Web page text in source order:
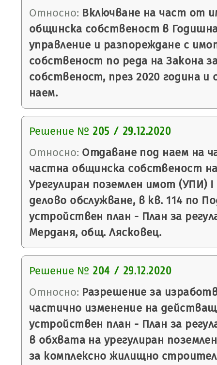
Относно: Включване на част от
общинска собственост в
управление и разпореждане с
собственост по реда на Закона
собственост, през 2020 година
наем.
Решение № 205 / 29.12.2020
Относно: Отдаване под наем на
частна общинска собственост
Урегулиран поземлен имот (УПИ)
делово обслужване, в кв. 114 по
устройствен план - План за
Мерданя, общ. Лясковец.
Решение № 204 / 29.12.2020
Относно: Разрешение за
частично изменение на
устройствен план - План за
в обхвата на урегулиран
за комплексно жилищно